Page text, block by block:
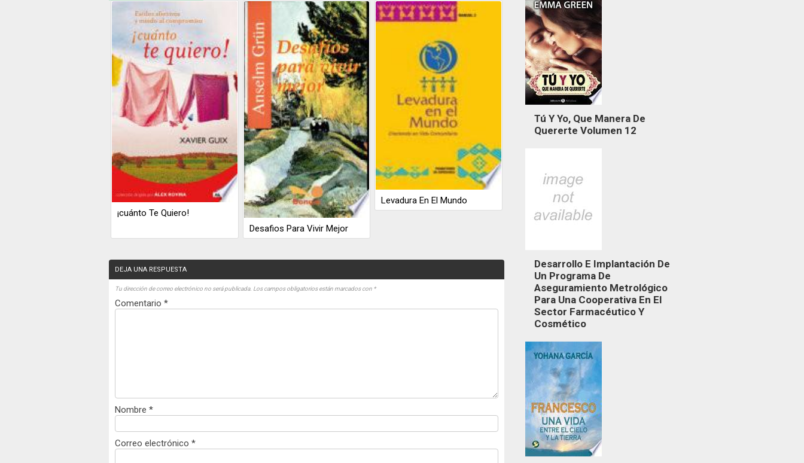
¡cuánto Te Quiero!
Desafios Para Vivir Mejor
Levadura En El Mundo
DEJA UNA RESPUESTA
Tu dirección de correo electrónico no será publicada. Los campos obligatorios están marcados con *
Comentario *
Nombre *
Correo electrónico *
Tú Y Yo, Que Manera De
Quererte Volumen 12
Desarrollo E Implantación De
Un Programa De
Aseguramiento Metrológico
Para Una Cooperativa En El
Sector Farmacéutico Y
Cosmético